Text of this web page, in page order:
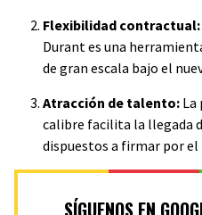
Flexibilidad contractual:
Durant es una
de gran escala bajo el
Atracción de talento: La
calibre facilita la llegada
dispuestos a firmar por
SÍGUENOS EN